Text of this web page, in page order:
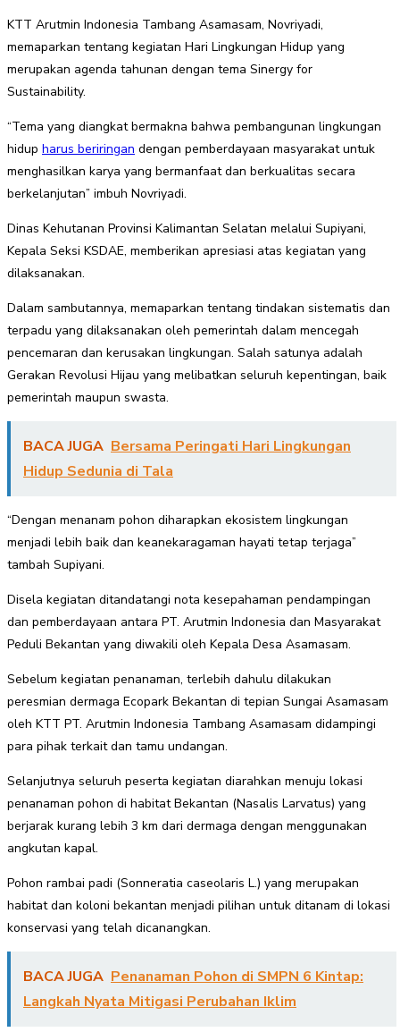
KTT Arutmin Indonesia Tambang Asamasam, Novriyadi,
memaparkan tentang kegiatan Hari Lingkungan Hidup yang
merupakan agenda tahunan dengan tema Sinergy for
Sustainability.
“Tema yang diangkat bermakna bahwa pembangunan lingkungan
hidup harus beriringan dengan pemberdayaan masyarakat untuk
menghasilkan karya yang bermanfaat dan berkualitas secara
berkelanjutan” imbuh Novriyadi.
Dinas Kehutanan Provinsi Kalimantan Selatan melalui Supiyani,
Kepala Seksi KSDAE, memberikan apresiasi atas kegiatan yang
dilaksanakan.
Dalam sambutannya, memaparkan tentang tindakan sistematis dan
terpadu yang dilaksanakan oleh pemerintah dalam mencegah
pencemaran dan kerusakan lingkungan. Salah satunya adalah
Gerakan Revolusi Hijau yang melibatkan seluruh kepentingan, baik
pemerintah maupun swasta.
BACA JUGA Bersama Peringati Hari Lingkungan
Hidup Sedunia di Tala
“Dengan menanam pohon diharapkan ekosistem lingkungan
menjadi lebih baik dan keanekaragaman hayati tetap terjaga”
tambah Supiyani.
Disela kegiatan ditandatangi nota kesepahaman pendampingan
dan pemberdayaan antara PT. Arutmin Indonesia dan Masyarakat
Peduli Bekantan yang diwakili oleh Kepala Desa Asamasam.
Sebelum kegiatan penanaman, terlebih dahulu dilakukan
peresmian dermaga Ecopark Bekantan di tepian Sungai Asamasam
oleh KTT PT. Arutmin Indonesia Tambang Asamasam didampingi
para pihak terkait dan tamu undangan.
Selanjutnya seluruh peserta kegiatan diarahkan menuju lokasi
penanaman pohon di habitat Bekantan (Nasalis Larvatus) yang
berjarak kurang lebih 3 km dari dermaga dengan menggunakan
angkutan kapal.
Pohon rambai padi (Sonneratia caseolaris L.) yang merupakan
habitat dan koloni bekantan menjadi pilihan untuk ditanam di lokasi
konservasi yang telah dicanangkan.
BACA JUGA Penanaman Pohon di SMPN 6 Kintap:
Langkah Nyata Mitigasi Perubahan Iklim